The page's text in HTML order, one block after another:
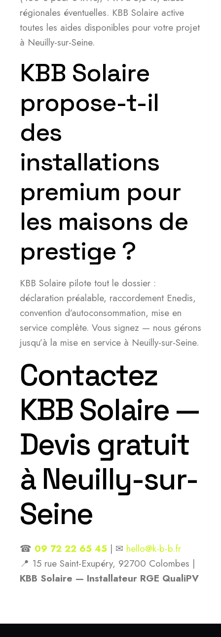
régionales éventuelles. KBB Solaire active
toutes les aides disponibles pour votre projet
à Neuilly-sur-Seine.
KBB Solaire
propose-t-il
des
installations
premium pour
les maisons de
prestige ?
KBB Solaire pilote tout le dossier :
déclaration préalable, raccordement Enedis,
convention d’autoconsommation, mise en
service complète. Vous signez — nous gérons
jusqu’à la mise en service à Neuilly-sur-Seine.
Contactez
KBB Solaire —
Devis gratuit
à Neuilly-sur-
Seine
☎ 09 72 22 65 45 | ✉ hello@k-b-b.fr
📍 15 rue Saint-Exupéry, 92700 Colombes |
KBB Solaire — Installateur RGE QualiPV